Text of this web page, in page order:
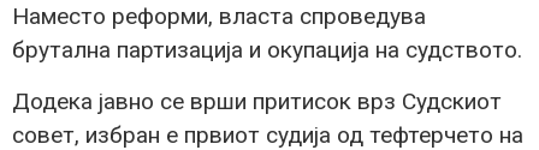
Наместо реформи, власта спроведува
брутална партизација и окупација на судството.
Додека јавно се врши притисок врз Судскиот
совет, избран е првиот судија од тефтерчето на